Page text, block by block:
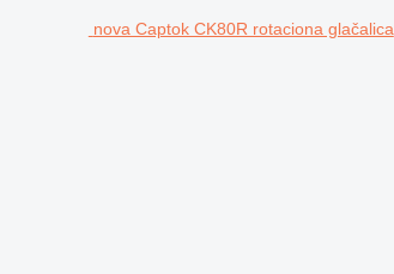
nova Captok CK80R rotaciona glačalica